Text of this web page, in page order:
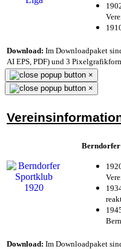
Download: Im Downloadpaket
AI EPS, PDF) und 3
×
×
Download: Im Downloadpaket